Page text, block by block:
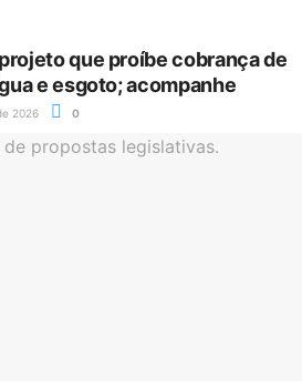
que proíbe cobrança de
e esgoto; acompanhe
2026 0